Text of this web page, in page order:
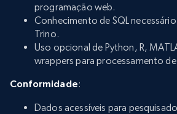
programação web.
Conhecimento de SQL
Trino.
Uso opcional de Python, R,
wrappers para processamento
Conformidade:
Dados acessíveis para